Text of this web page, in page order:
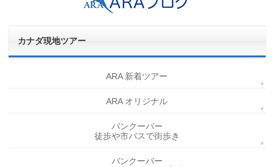
カナダ現地ツアー
ARA 新着ツアー
ARA オリジナル
バンクーバー
徒歩や市バスで街歩き
バンクーバー